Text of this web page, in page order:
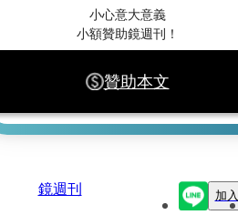
小心意大意義
小額贊助鏡週刊！
贊助本文
鏡週刊 加入